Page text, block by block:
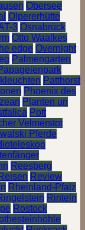
Obersee
Olpererhütte
3 Osnabrück
Otto Waalkes
edge Overnight
Palmengarten
Patthorst
Phoenix des
Planten un
Pott
Velmerstot
Pferde
Reesberg
Review
Rheinland-Pfalz
Rinteln
Rostock